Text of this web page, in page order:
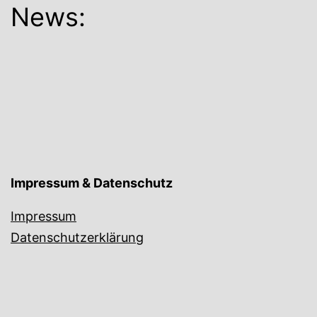
News:
Impressum & Datenschutz
Impressum
Datenschutzerklärung